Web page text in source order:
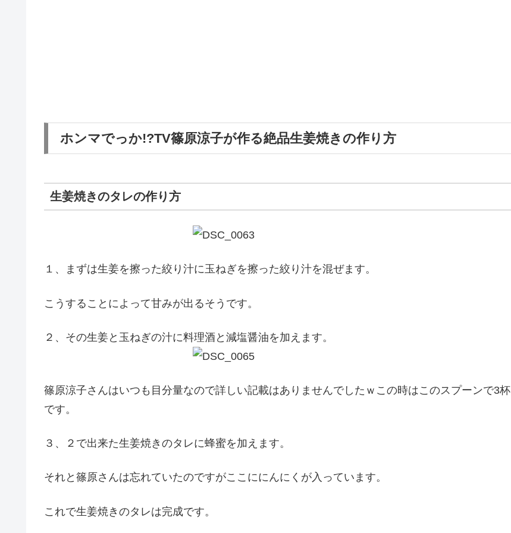
ホンマでっか!?TV篠原涼子が作る絶品生姜焼きの作り方
生姜焼きのタレの作り方
１、まずは生姜を擦った絞り汁に玉ねぎを擦った絞り汁を混ぜます。
こうすることによって甘みが出るそうです。
２、その生姜と玉ねぎの汁に料理酒と減塩醤油を加えます。
篠原涼子さんはいつも目分量なので詳しい記載はありませんでしたｗこの時はこのスプーンで3杯
です。
３、２で出来た生姜焼きのタレに蜂蜜を加えます。
それと篠原さんは忘れていたのですがここににんにくが入っています。
これで生姜焼きのタレは完成です。